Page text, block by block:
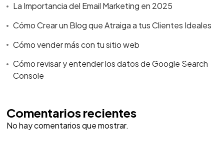
La Importancia del Email Marketing en 2025
Cómo Crear un Blog que Atraiga a tus Clientes Ideales
Cómo vender más con tu sitio web
Cómo revisar y entender los datos de Google Search
Console
Comentarios recientes
No hay comentarios que mostrar.